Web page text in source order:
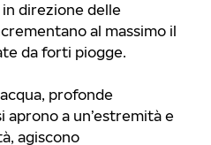
direzione delle
al massimo il
da forti piogge.
profonde
aprono a un’estremità e
agiscono